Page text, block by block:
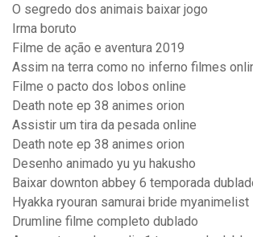
O segredo dos animais baixar jogo
Irma boruto
Filme de ação e aventura 2019
Assim na terra como no inferno filmes
Filme o pacto dos lobos online
Death note ep 38 animes orion
Assistir um tira da pesada online
Death note ep 38 animes orion
Desenho animado yu yu hakusho
Baixar downton abbey 6 temporada
Hyakka ryouran samurai bride myanimelist
Drumline filme completo dublado